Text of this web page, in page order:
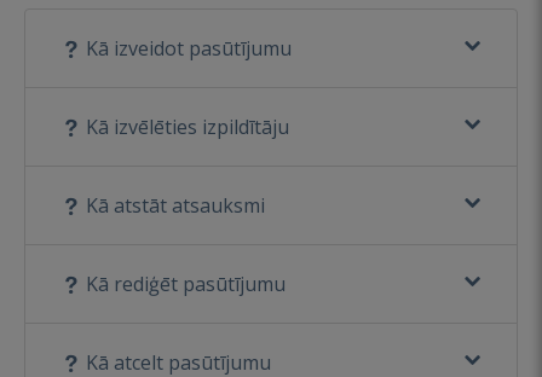
Kā izveidot pasūtījumu
Kā izvēlēties izpildītāju
Kā atstāt atsauksmi
Kā rediģēt pasūtījumu
Kā atcelt pasūtījumu